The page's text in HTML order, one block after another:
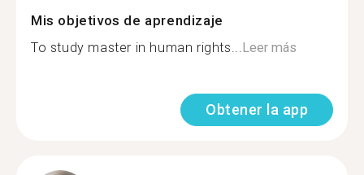
Mis objetivos de aprendizaje
To study master in human rights... Leer más
Obtener la app